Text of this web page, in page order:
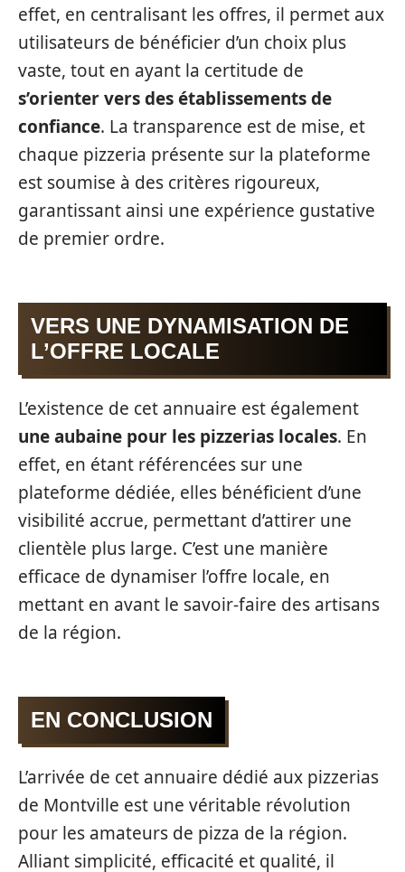
effet, en centralisant les offres, il permet aux
utilisateurs de bénéficier d’un choix plus
vaste, tout en ayant la certitude de
s’orienter vers des établissements de
confiance. La transparence est de mise, et
chaque pizzeria présente sur la plateforme
est soumise à des critères rigoureux,
garantissant ainsi une expérience gustative
de premier ordre.
VERS UNE DYNAMISATION DE
L’OFFRE LOCALE
L’existence de cet annuaire est également
une aubaine pour les pizzerias locales. En
effet, en étant référencées sur une
plateforme dédiée, elles bénéficient d’une
visibilité accrue, permettant d’attirer une
clientèle plus large. C’est une manière
efficace de dynamiser l’offre locale, en
mettant en avant le savoir-faire des artisans
de la région.
EN CONCLUSION
L’arrivée de cet annuaire dédié aux pizzerias
de Montville est une véritable révolution
pour les amateurs de pizza de la région.
Alliant simplicité, efficacité et qualité, il